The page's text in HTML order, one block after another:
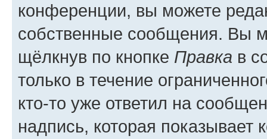
конференции, вы можете
собственные сообщения. Вы
щёлкнув по кнопке Правка в
только в течение
кто-то уже ответил на
надпись, которая показывает